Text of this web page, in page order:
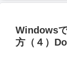
Windows
方（４）